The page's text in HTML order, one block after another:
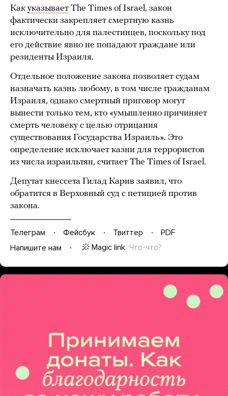
Как указывает The Times of Israel, закон
фактически закрепляет смертную казнь
исключительно для палестинцев, поскольку под
его действие явно не попадают граждане или
резиденты Израиля.
Отдельное положение закона позволяет судам
назначать казнь любому, в том числе гражданам
Израиля, однако смертный приговор могут
вынести только тем, кто «умышленно причиняет
смерть человеку с целью отрицания
существования Государства Израиль». Это
определение исключает казни для террористов
из числа израильтян, считает The Times of Israel.
Депутат кнессета Гилад Карив заявил, что
обратится в Верховный суд с петицией против
закона.
Телеграм Фейсбук Твиттер
PDF
Напишите нам
Magic link Что-что?